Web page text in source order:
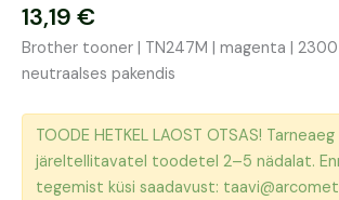
13,19 €
Brother tooner | TN247M | magenta | 2300
neutraalses pakendis
TOODE HETKEL LAOST OTSAS! Tarneaeg
järeltellitavatel toodetel 2–5 nädalat.
tegemist küsi saadavust: